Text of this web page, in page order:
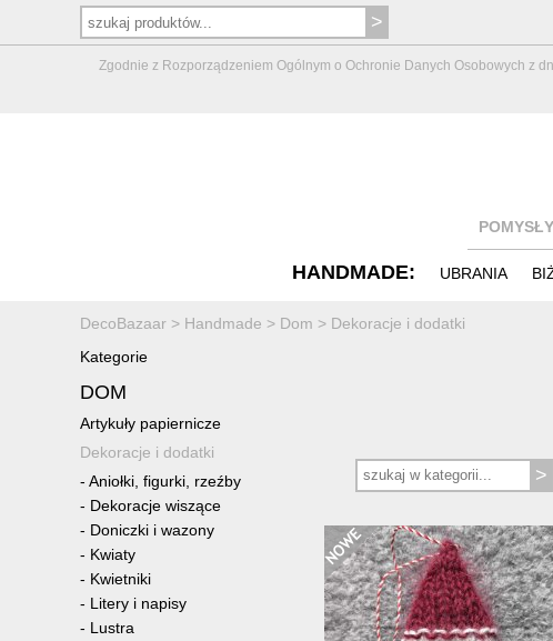
Zgodnie z Rozporządzeniem Ogólnym o Ochronie Danych Osobowych z
HANDMADE: UBRANIA
DecoBazaar > Handmade > Dom > Dekoracje i dodatki
Kategorie
DOM
Artykuły papiernicze
Dekoracje i dodatki
- Aniołki, figurki, rzeźby
- Dekoracje wiszące
- Doniczki i wazony
- Kwiaty
- Kwietniki
- Litery i napisy
- Lustra